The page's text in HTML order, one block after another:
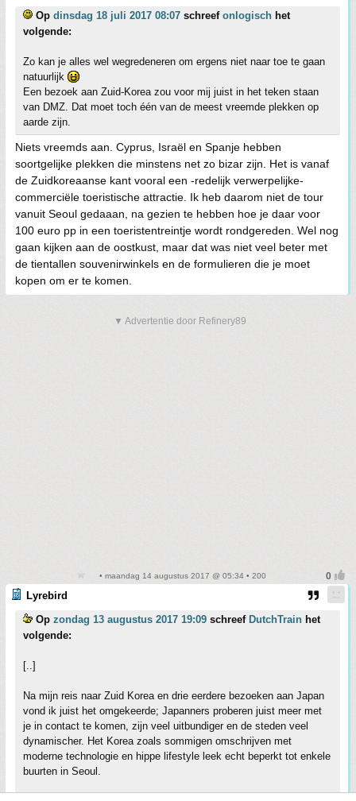
Op dinsdag 18 juli 2017 08:07 schreef onlogisch het
volgende:
Zo kan je alles wel wegredeneren om ergens niet naar toe te gaan
natuurlijk
Een bezoek aan Zuid-Korea zou voor mij juist in het teken staan
van DMZ. Dat moet toch één van de meest vreemde plekken op
aarde zijn.
Niets vreemds aan. Cyprus, Israël en Spanje hebben
soortgelijke plekken die minstens net zo bizar zijn. Het is vanaf
de Zuidkoreaanse kant vooral een -redelijk verwerpelijke-
commerciële toeristische attractie. Ik heb daarom niet de tour
vanuit Seoul gedaaan, na gezien te hebben hoe je daar voor
100 euro pp in een toeristentreintje wordt rondgereden. Wel nog
gaan kijken aan de oostkust, maar dat was niet veel beter met
de tientallen souvenirwinkels en de formulieren die je moet
kopen om er te komen.
▼ Advertentie door Refinery89
• maandag 14 augustus 2017 @ 05:34 • 200
Lyrebird
Op zondag 13 augustus 2017 19:09 schreef DutchTrain het
volgende:
[..]
Na mijn reis naar Zuid Korea en drie eerdere bezoeken aan Japan
vond ik juist het omgekeerde; Japanners proberen juist meer met
je in contact te komen, zijn veel uitbundiger en de steden veel
dynamischer. Het Korea zoals sommigen omschrijven met
moderne technologie en hippe lifestyle leek echt beperkt tot enkele
buurten in Seoul.